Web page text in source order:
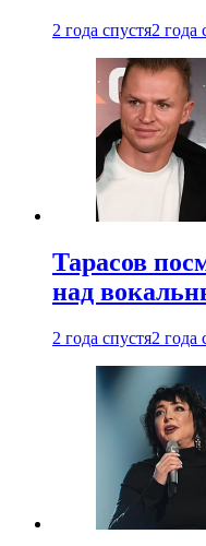
2 года спустя2 года
Тарасов
над
2 года спустя2 года